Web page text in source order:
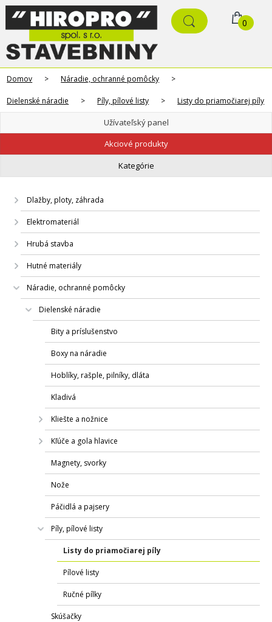
0
Domov > Náradie, ochranné pomôcky >
Dielenské náradie > Píly, pílové listy > Listy do priamočiarej píly
Užívateľský panel
Akciové produkty
Kategórie
Dlažby, ploty, záhrada
Elektromateriál
Hrubá stavba
Hutné materiály
Náradie, ochranné pomôcky
Dielenské náradie
Bity a príslušenstvo
Boxy na náradie
Hoblíky, rašple, pilníky, dláta
Kladivá
Kliešte a nožnice
Kľúče a gola hlavice
Magnety, svorky
Nože
Páčidlá a pajsery
Píly, pílové listy
Listy do priamočiarej píly
Pílové listy
Ručné pílky
Skúšačky